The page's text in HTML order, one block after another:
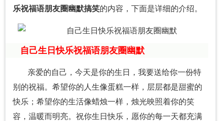
乐祝福语朋友圈幽默搞笑的内容，下面是详细的介绍。
自己生日快乐祝福语朋友圈幽默
亲爱的自己，今天是你的生日，我要送给你一份特
别的祝福。希望你的人生像蛋糕一样，层层都是甜蜜的
快乐；希望你的生活像蜡烛一样，烛光映照着你的笑
容，温暖而明亮。祝你生日快乐，愿你的每一天都充满